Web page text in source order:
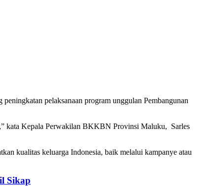
pelaksanaan program unggulan Pembangunan
kata Kepala Perwakilan BKKBN Provinsi Maluku, Sarles
kualitas keluarga Indonesia, baik melalui kampanye atau
Sikap